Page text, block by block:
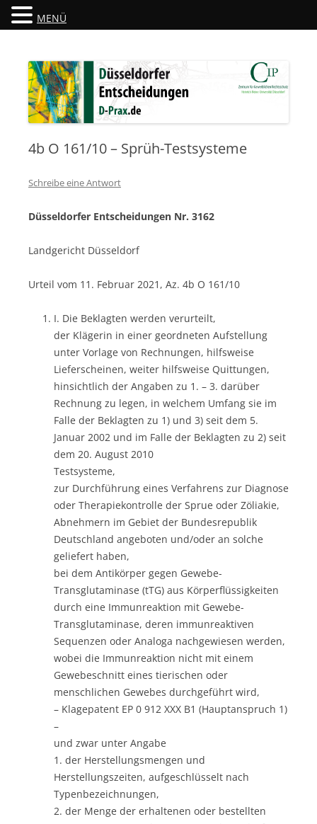
Düsseldorfer Entscheidungen
4b O 161/10 – Sprüh-Testsysteme
Schreibe eine Antwort
Düsseldorfer Entscheidungen Nr. 3162
Landgericht Düsseldorf
Urteil vom 11. Februar 2021, Az. 4b O 161/10
I. Die Beklagten werden verurteilt,
der Klägerin in einer geordneten Aufstellung
unter Vorlage von Rechnungen, hilfsweise
Lieferscheinen, weiter hilfsweise Quittungen,
hinsichtlich der Angaben zu 1. – 3. darüber
Rechnung zu legen, in welchem Umfang sie im
Falle der Beklagten zu 1) und 3) seit dem 5.
Januar 2002 und im Falle der Beklagten zu 2) seit
dem 20. August 2010
Testsysteme,
zur Durchführung eines Verfahrens zur Diagnose
oder Therapiekontrolle der Sprue oder Zöliakie,
Abnehmern im Gebiet der Bundesrepublik
Deutschland angeboten und/oder an solche
geliefert haben,
bei dem Antikörper gegen Gewebe-
Transglutaminase (tTG) aus Körperflüssigkeiten
durch eine Immunreaktion mit Gewebe-
Transglutaminase, deren immunreaktiven
Sequenzen oder Analoga nachgewiesen werden,
wobei die Immunreaktion nicht mit einem
Gewebeschnitt eines tierischen oder
menschlichen Gewebes durchgeführt wird,
– Klagepatent EP 0 912 XXX B1 (Hauptanspruch 1)
–
und zwar unter Angabe
1. der Herstellungsmengen und
Herstellungszeiten, aufgeschlüsselt nach
Typenbezeichnungen,
2. der Menge der erhaltenen oder bestellten
MENÜ